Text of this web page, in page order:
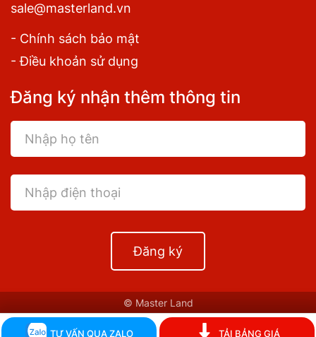
sale@masterland.vn
- Chính sách bảo mật
- Điều khoản sử dụng
Đăng ký nhận thêm thông tin
Đăng ký
© Master Land
TƯ VẤN QUA ZALO TẢI BẢNG GIÁ